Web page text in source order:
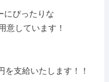
にぴったりな
意しています！
支給いたします！！